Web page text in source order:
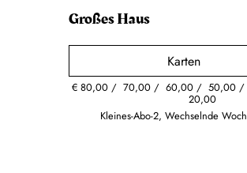
Großes Haus
Karten
€80,00 70,00 60,00 50,00
20,00
Kleines-Abo-2, Wechselnde